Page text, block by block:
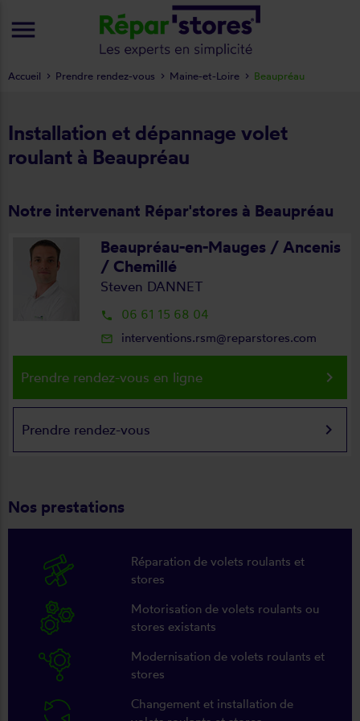
Installation et dépannage volet
roulant à Beaupréau
Notre intervenant Répar'stores à Beaupréau
Beaupréau-en-Mauges / Ancenis
/ Chemillé
Steven DANNET
local_phone 06 61 15 68 04
mail_outline interventions.rsm@reparstores.com
Prendre rendez-vous en ligne keyboard_arrow_right
Prendre rendez-vous keyboard_arrow_right
Nos prestations
Réparation de volets roulants et
stores
Motorisation de volets roulants ou
stores existants
Modernisation de volets roulants et
stores
Changement et installation de
Accueil Prendre rendez-vous Maine-et-Loire Beaupréau
menu